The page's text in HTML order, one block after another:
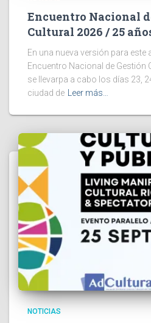
Encuentro Nacional
Cultural 2026 / 25
En una nueva versión para este
Encuentro Nacional de Gestión
se llevarpa a cabo los días 23,
ciudad de
Leer más…
NOTICIAS